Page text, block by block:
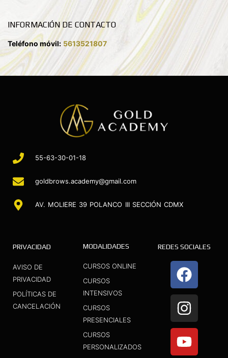
INFORMACIÓN DE CONTACTO
Teléfono móvil: 5613521807
55-63-30-01-18
goldbrows.academy@gmail.com
AV. MOLIERE 39 POLANCO III SECCIÓN CDMX
PRIVACIDAD
AVISO DE
PRIVACIDAD
POLÍTICAS DE
CANCELACIÓN
MODALIDADES
CURSOS ONLINE
CURSOS
INTENSIVOS
CURSOS
PRESENCIALES
CURSOS
PERSONALIZADOS
REDES SOCIALES
F
a
c
e
b
o
I
n
s
t
a
g
Y
o
u
t
u
b